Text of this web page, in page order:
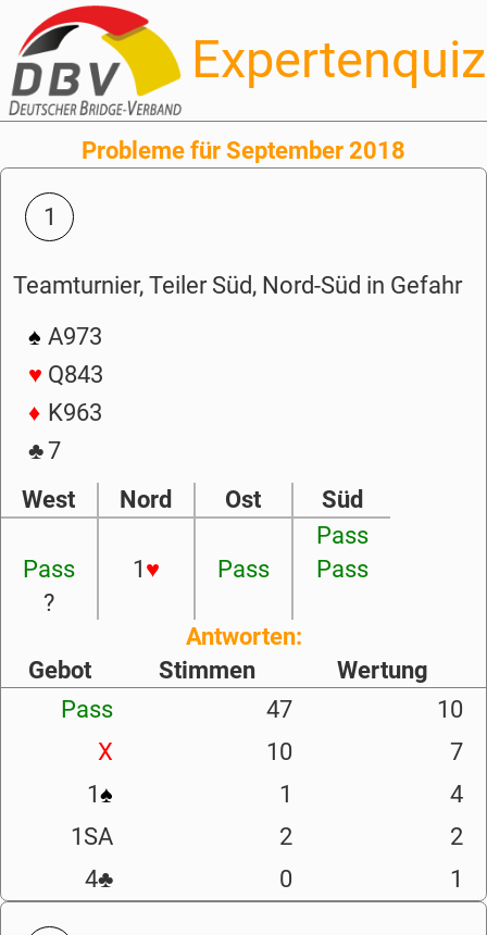
Expertenquiz
Probleme für September 2018
1
Teamturnier, Teiler Süd, Nord-Süd in Gefahr
♠ A973
♥ Q843
♦ K963
♣7
West
Nord Ost
Süd
Pass
Pass
1♥ Pass
Pass
?
Antworten:
Gebot
Stimmen
Wertung
Pass
47
10
X
10
7
1♠ 1
4
1SA
2
2
4♣ 0 1